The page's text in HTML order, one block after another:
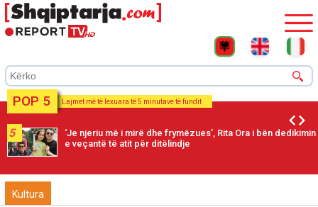
POP 5 Lajmet më të lexuara të 5 minutave të fundit
5
‘Je njeriu më i mirë dhe frymëzues’, Rita Ora i bën dedikimin
e veçantë të atit për ditëlindje
Kultura